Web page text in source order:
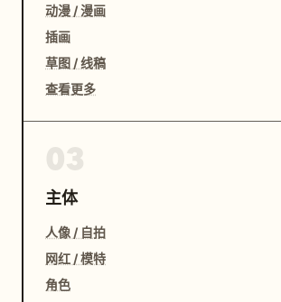
动漫 / 漫画
插画
草图 / 线稿
查看更多
主体
人像 / 自拍
网红 / 模特
角色